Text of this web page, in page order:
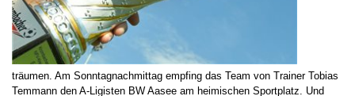
träumen. Am Sonntagnachmittag empfing das Team von Trainer Tobias
Temmann den A-Ligisten BW Aasee am heimischen Sportplatz. Und